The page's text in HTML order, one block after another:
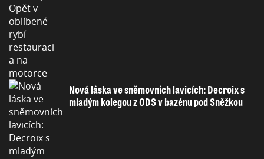
Nová láska ve sněmovních lavicích: Decroix s
mladým kolegou z ODS v bazénu pod Sněžkou